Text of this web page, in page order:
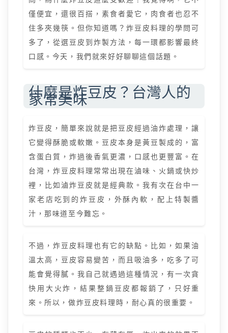
僅便宜，還很百搭，素食者愛它，肉食者也忍不
住多夾幾筷。但你知道嗎？炸豆皮料理的學問可
多了，從選豆皮到炸製方法，每一環都影響最終
口感。今天，我們就來好好聊聊這個話題。
什麼是炸豆皮？台灣人的
家常美味
炸豆皮，簡單來說就是把豆皮經過油炸處理，讓
它變得酥脆或軟嫩。豆皮本身是黃豆製成的，富
含蛋白質，炸過後香氣更濃，口感也更豐富。在
台灣，炸豆皮料理常常出現在滷味、火鍋或快炒
裡，比如滷炸豆皮就是經典款。我有次在台中一
家老店吃到的炸豆皮，外酥內軟，配上特製醬
汁，那味道至今難忘。
不過，炸豆皮料理也有它的缺點。比如，如果油
溫太高，豆皮容易變苦，而且吸油多，吃多了可
能會覺得膩。我自己就遇過這種情況，有一次貪
快用大火炸，結果整鍋豆皮都報銷了，只好重
來。所以，做炸豆皮料理時，耐心真的很重要。